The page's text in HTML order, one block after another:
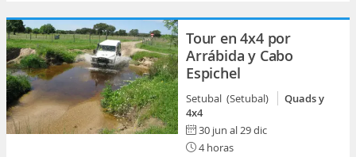
Tour en 4x4 por
Arrábida y Cabo
Espichel
Setubal (Setubal)
Quads y
4x4
30 jun al 29 dic
4 horas